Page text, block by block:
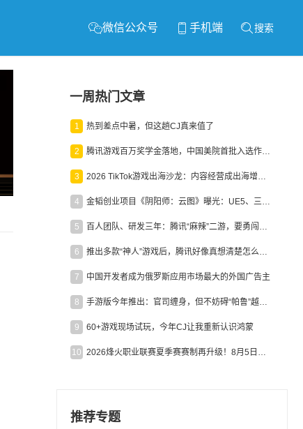
微信公众号 手机端 搜索
一周热门文章
1 热到差点中暑，但这趟CJ真来值了
2 腾讯游戏百万奖学金落地，中国美院首批入选作品获业内关注
3 2026 TikTok游戏出海沙龙：内容经营成出海增长新引擎
4 金韬创业项目《阴阳师：云图》曝光：UE5、三端互通、ARPG
5 百人团队、研发三年：腾讯“麻辣”二游，要勇闯男性恋爱市场
6 推出多款“神人”游戏后，腾讯好像真想清楚怎么做二次元了
7 中国开发者成为俄罗斯应用市场最大的外国广告主
8 手游版今年推出：官司缠身，但不妨碍“帕鲁”越来越火
9 60+游戏现场试玩，今年CJ让我重新认识鸿蒙
10 2026烽火职业联赛夏季赛赛制再升级！8月5日起24支战队集结开战！
推荐专题